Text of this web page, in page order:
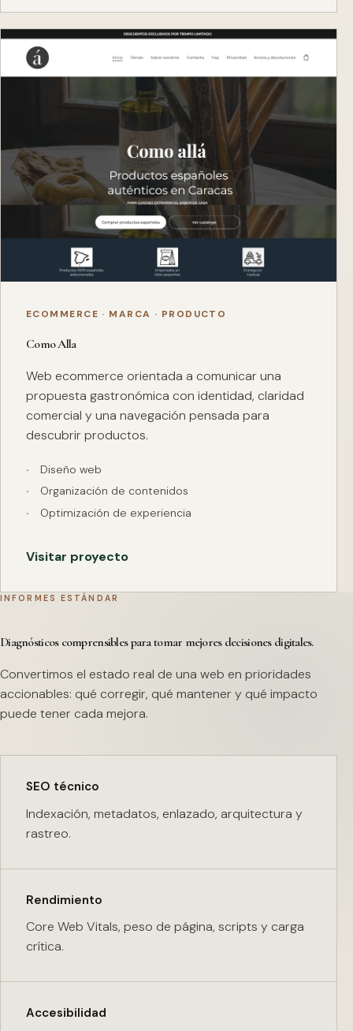
ECOMMERCE · MARCA · PRODUCTO
Como Alla
Web ecommerce orientada a comunicar una
propuesta gastronómica con identidad, claridad
comercial y una navegación pensada para
descubrir productos.
Diseño web
Organización de contenidos
Optimización de experiencia
Visitar proyecto
INFORMES ESTÁNDAR
Diagnósticos comprensibles para tomar mejores decisiones digitales.
Convertimos el estado real de una web en prioridades
accionables: qué corregir, qué mantener y qué impacto
puede tener cada mejora.
SEO técnico
Indexación, metadatos, enlazado, arquitectura y
rastreo.
Rendimiento
Core Web Vitals, peso de página, scripts y carga
crítica.
Accesibilidad